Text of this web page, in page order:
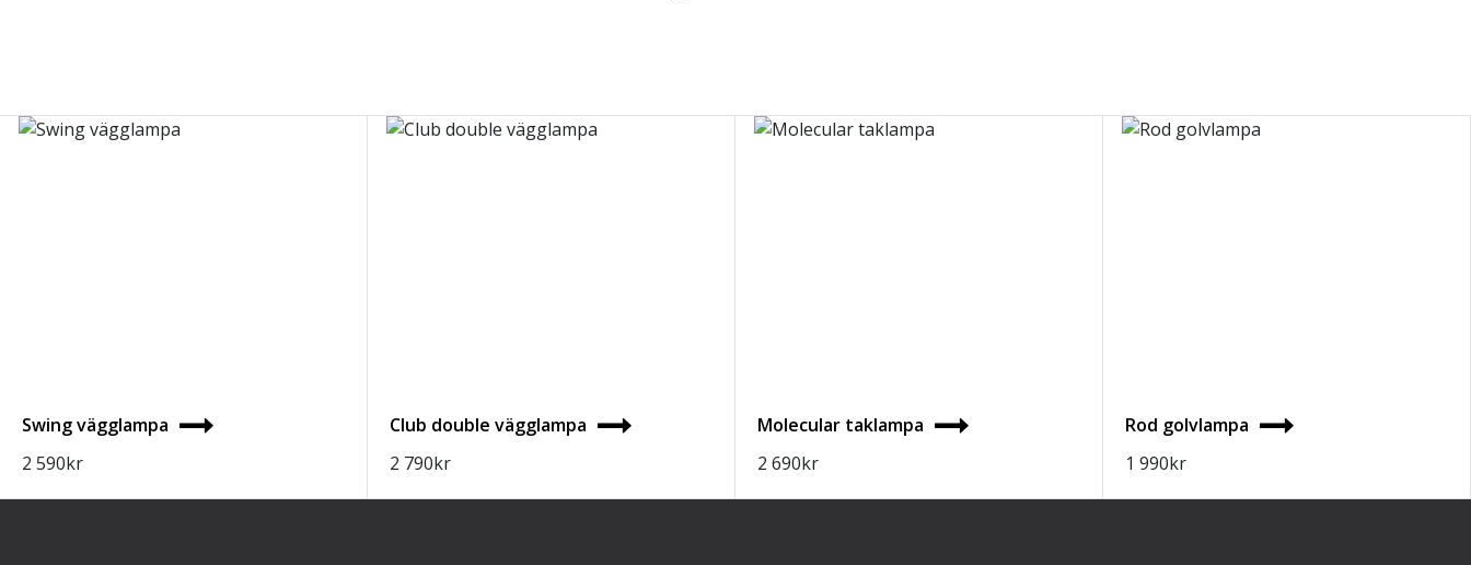
Swing vägglampa
2 590kr
Club double vägglampa
2 790kr
Molecular taklampa
2 690kr
Rod golvlampa
1 990kr